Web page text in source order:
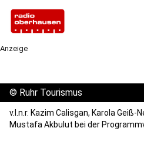
Anzeige
© Ruhr Tourismus
v.l.n.r. Kazim Calisgan, Karola Geiß-
Mustafa Akbulut bei der